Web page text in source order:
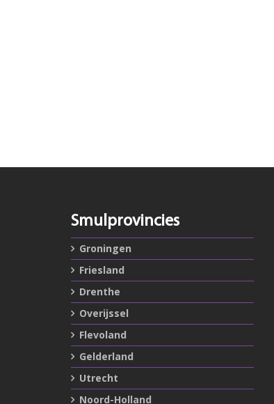
Smulprovincies
Groningen
Friesland
Drenthe
Overijssel
Flevoland
Gelderland
Utrecht
Noord-Holland